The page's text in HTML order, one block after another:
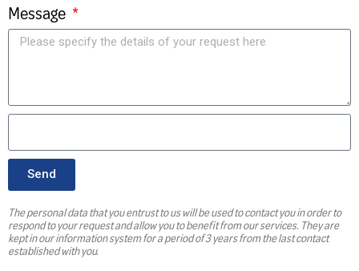
Message
Send
The personal data that you entrust to us will be used to contact you in order to
respond to your request and allow you to benefit from our services. They are
kept in our information system for a period of 3 years from the last contact
established with you.